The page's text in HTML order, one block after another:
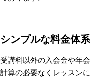
シンプルな料金体系
受講料以外の入会金や年
計算の必要なくレッスン